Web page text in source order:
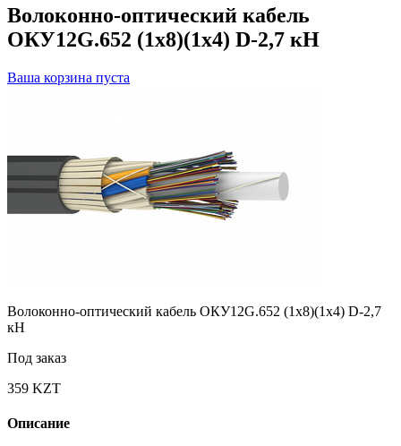
Волоконно-оптический кабель
ОКУ12G.652 (1x8)(1x4) D-2,7 кН
Ваша корзина пуста
Волоконно-оптический кабель ОКУ12G.652 (1x8)(1x4) D-2,7
кН
Под заказ
359 KZT
Описание